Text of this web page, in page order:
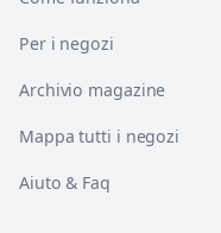
Per i negozi
Archivio magazine
Mappa tutti i negozi
Aiuto & Faq